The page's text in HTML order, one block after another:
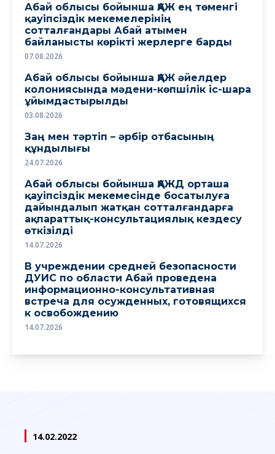
Абай облысы бойынша ҚАЖ ең төменгі
қауіпсіздік мекемелерінің
сотталғандары Абай атымен
байланысты көрікті жерлерге барды
07.08.2026
Абай облысы бойынша ҚАЖ әйелдер
колониясында мәдени-көпшілік іс-шара
ұйымдастырылды
03.08.2026
Заң мен тәртіп – әрбір отбасының
құндылығы
24.07.2026
Абай облысы бойынша ҚАЖД орташа
қауіпсіздік мекемесінде босатылуға
дайындалып жатқан сотталғандарға
ақпараттық-консультациялық кездесу
өткізілді
14.07.2026
В учреждении средней безопасности
ДУИС по области Абай проведена
информационно-консультативная
встреча для осужденных, готовящихся
к освобождению
14.07.2026